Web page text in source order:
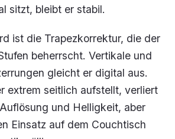
sitzt, bleibt er stabil.
ist die Trapezkorrektur, die der
beherrscht. Vertikale und
gleicht er digital aus.
extrem seitlich aufstellt, verliert
und Helligkeit, aber
Einsatz auf dem Couchtisch